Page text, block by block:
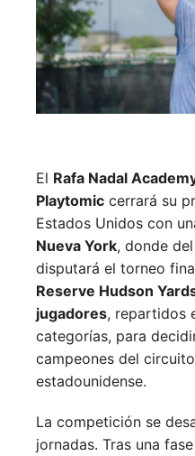
El Rafa Nadal
Playtomic cerrará su
Estados Unidos con
Nueva York, donde del
disputará el torneo
Reserve Hudson
jugadores, repartidos
categorías, para
campeones del
estadounidense.
La competición se
jornadas. Tras una